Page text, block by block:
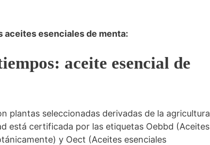
aceites esenciales de menta:
aceite esencial de
plantas seleccionadas derivadas de la agricultura
está certificada por las etiquetas Oebbd (Aceites
y Oect (Aceites esenciales